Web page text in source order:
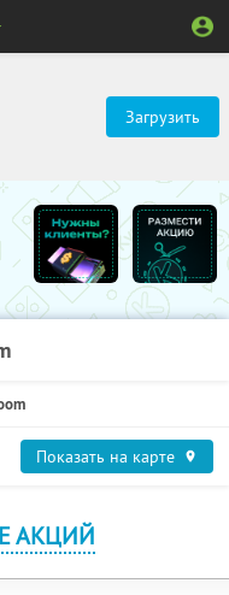
Загрузить
Показать на карте
АКЦИЙ